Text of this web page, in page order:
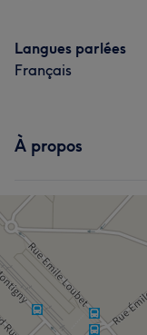
Langues parlées
Français
À propos